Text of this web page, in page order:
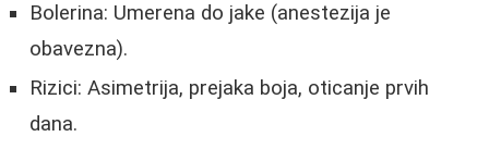
Bolerina: Umerena do jake (anestezija je
obavezna).
Rizici: Asimetrija, prejaka boja, oticanje prvih
dana.